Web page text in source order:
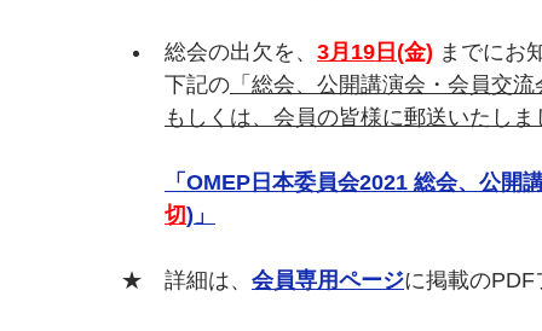
総会の出欠を、 3月19日(金) までにお
下記の 「総会、公開講演会・会員交
もしくは、会員の皆様に郵送いたし
「OMEP日本委員会2021 総会、公開
切)」
★　詳細は、 会員専用ページに掲載の